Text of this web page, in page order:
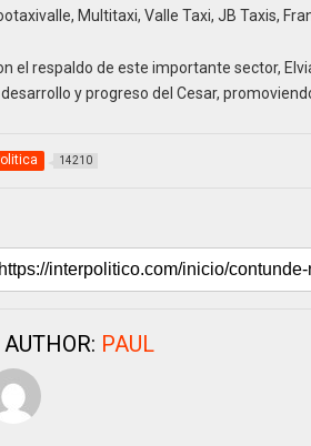
Multitaxi, Valle Taxi, JB Taxis,
el respaldo de este importante sector,
y progreso del Cesar,
14210
AUTHOR: PAUL